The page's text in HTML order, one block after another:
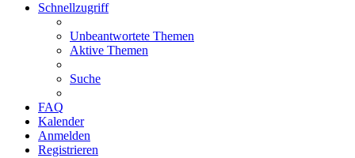
Schnellzugriff
Unbeantwortete Themen
Aktive Themen
Suche
FAQ
Kalender
Anmelden
Registrieren